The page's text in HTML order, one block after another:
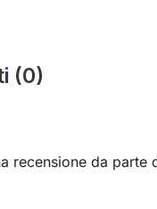
(0)
recensione da parte